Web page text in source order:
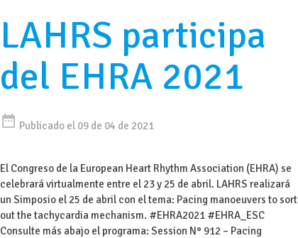
LAHRS participa
del EHRA 2021
date_range Publicado el 09 de 04 de 2021
El Congreso de la European Heart Rhythm Association (EHRA) se
celebrará virtualmente entre el 23 y 25 de abril. LAHRS realizará
un Simposio el 25 de abril con el tema: Pacing manoeuvers to sort
out the tachycardia mechanism. #EHRA2021 #EHRA_ESC
Consulte más abajo el programa: Session N° 912 – Pacing